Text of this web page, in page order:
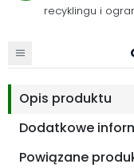
recyklingu i
Opis produktu
Dodatkowe
Powiązane